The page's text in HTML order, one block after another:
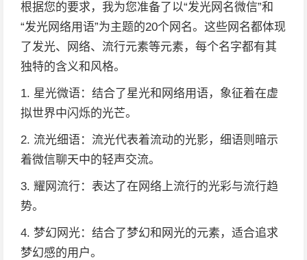
根据您的要求，我为您准备了以“发光网名微信”和
“发光网络用语”为主题的20个网名。这些网名都体现
了发光、网络、流行元素等元素，每个名字都有其
独特的含义和风格。
1. 星光微语：结合了星光和网络用语，象征着在虚
拟世界中闪烁的光芒。
2. 流光细语：流光代表着流动的光影，细语则暗示
着微信聊天中的轻声交流。
3. 耀网流行：表达了在网络上流行的光彩与流行趋
势。
4. 梦幻网光：结合了梦幻和网光的元素，适合追求
梦幻感的用户。